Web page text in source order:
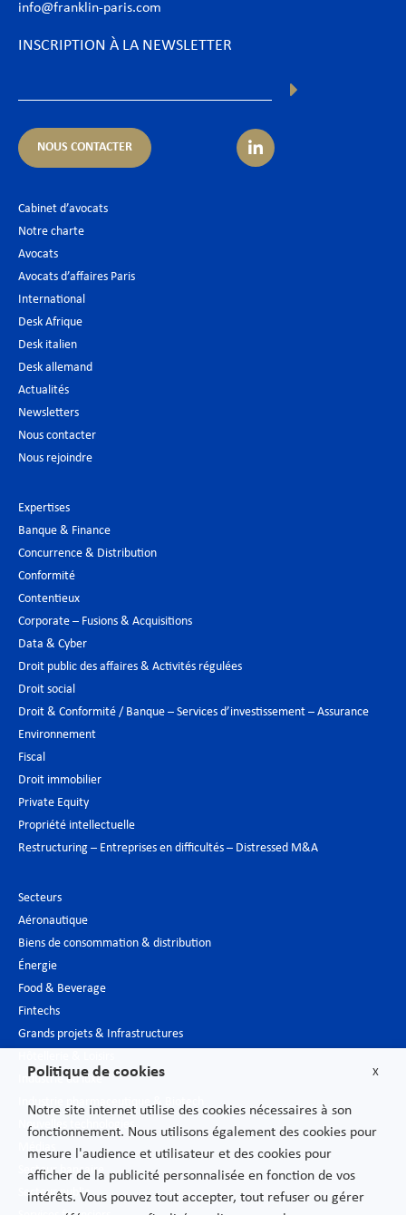
info@franklin-paris.com
INSCRIPTION À LA NEWSLETTER
NOUS CONTACTER
Cabinet d’avocats
Notre charte
Avocats
Avocats d’affaires Paris
International
Desk Afrique
Desk italien
Desk allemand
Actualités
Newsletters
Nous contacter
Nous rejoindre
Expertises
Banque & Finance
Concurrence & Distribution
Conformité
Contentieux
Corporate – Fusions & Acquisitions
Data & Cyber
Droit public des affaires & Activités régulées
Droit social
Droit & Conformité / Banque – Services d’investissement – Assurance
Environnement
Fiscal
Droit immobilier
Private Equity
Propriété intellectuelle
Restructuring – Entreprises en difficultés – Distressed M&A
Secteurs
Aéronautique
Biens de consommation & distribution
Énergie
Food & Beverage
Fintechs
Grands projets & Infrastructures
Industrie du luxe
Industrie pharmaceutique & Biotech
Nouvelles technologies
Secteur bancaire
Secteur public
X
Politique de cookies
Notre site internet utilise des cookies nécessaires à son
fonctionnement. Nous utilisons également des cookies pour
mesure l'audience et utilisateur et des cookies pour
afficher de la publicité personnalisée en fonction de vos
intérêts. Vous pouvez tout accepter, tout refuser ou gérer